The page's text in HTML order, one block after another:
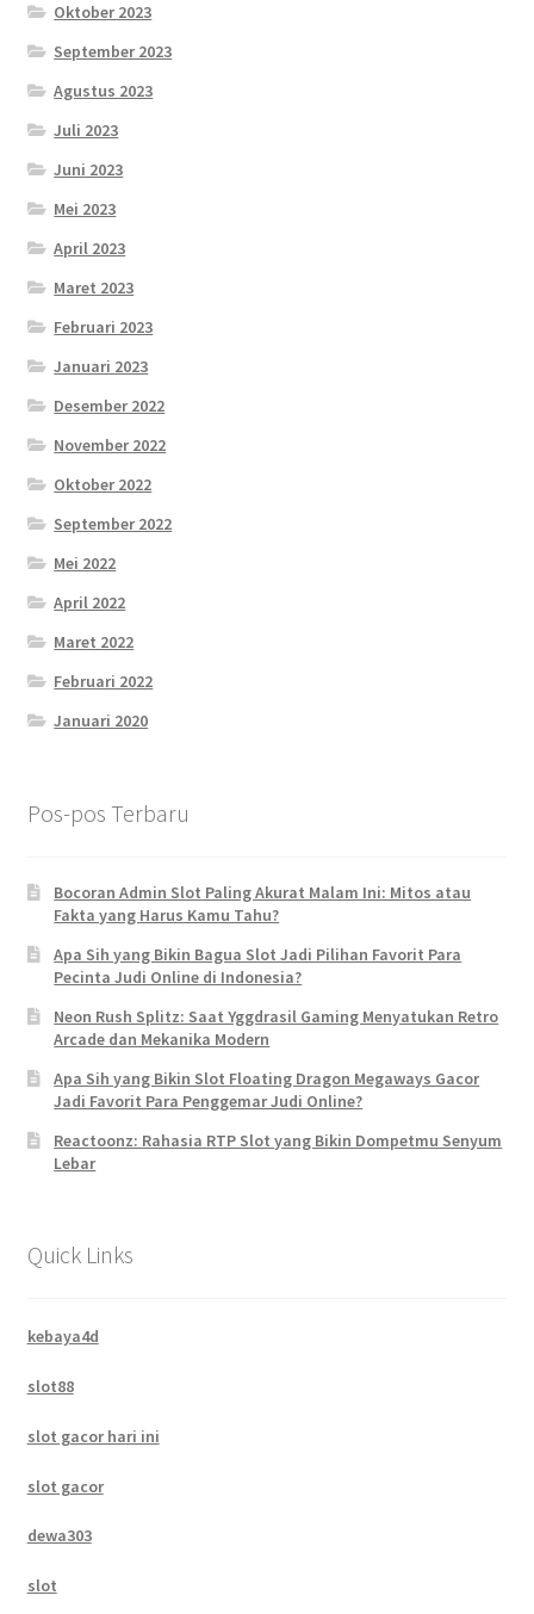
Oktober 2023
September 2023
Agustus 2023
Juli 2023
Juni 2023
Mei 2023
April 2023
Maret 2023
Februari 2023
Januari 2023
Desember 2022
November 2022
Oktober 2022
September 2022
Mei 2022
April 2022
Maret 2022
Februari 2022
Januari 2020
Pos-pos Terbaru
Bocoran Admin Slot Paling Akurat Malam Ini: Mitos atau
Fakta yang Harus Kamu Tahu?
Apa Sih yang Bikin Bagua Slot Jadi Pilihan Favorit Para
Pecinta Judi Online di Indonesia?
Neon Rush Splitz: Saat Yggdrasil Gaming Menyatukan Retro
Arcade dan Mekanika Modern
Apa Sih yang Bikin Slot Floating Dragon Megaways Gacor
Jadi Favorit Para Penggemar Judi Online?
Reactoonz: Rahasia RTP Slot yang Bikin Dompetmu Senyum
Lebar
Quick Links
kebaya4d
slot88
slot gacor hari ini
slot gacor
dewa303
slot